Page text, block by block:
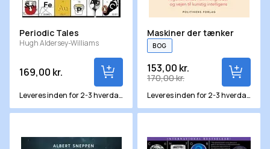
Periodic Tales
Hugh Aldersey-Williams
169,00 kr.
Leveres inden for 2-3 hverdage
Maskiner der tænker
BOG
153,00 kr.
170,00 kr.
Leveres inden for 2-3 hverdage